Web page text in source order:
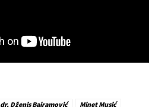
dr. Dženis Bajramović
Minet Musić